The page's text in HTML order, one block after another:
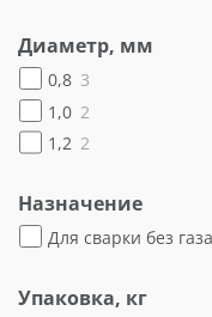
Диаметр, мм
0,8 3
1,0 2
1,2 2
Назначение
Для сварки без
Упаковка, кг